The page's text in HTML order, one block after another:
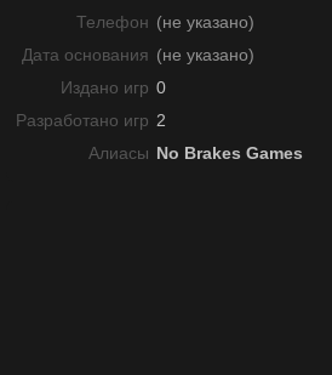
Телефон (не указано)
Дата основания (не указано)
Издано игр 0
Разработано игр 2
Алиасы No Brakes Games